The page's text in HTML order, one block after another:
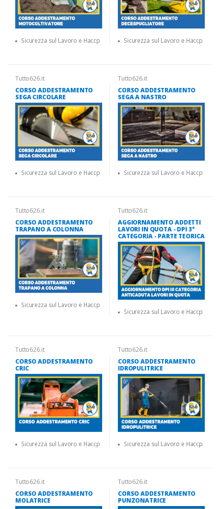
Sicurezza sul Lavoro e Haccp Sicurezza sul Lavoro e Haccp
Tutto626.it
CORSO ADDESTRAMENTO
SEGA CIRCOLARE
Sicurezza sul Lavoro e Haccp
Tutto626.it
CORSO ADDESTRAMENTO
SEGA A NASTRO
Sicurezza sul Lavoro e Haccp
Tutto626.it
CORSO ADDESTRAMENTO
TRAPANO A COLONNA
Sicurezza sul Lavoro e Haccp
Tutto626.it
AGGIORNAMENTO ADDETTI
LAVORI IN QUOTA - DPI 3°
CATEGORIA - PARTE TEORICA
Sicurezza sul Lavoro e Haccp
Tutto626.it
CORSO ADDESTRAMENTO
CRIC
Sicurezza sul Lavoro e Haccp
Tutto626.it
CORSO ADDESTRAMENTO
IDROPULITRICE
Sicurezza sul Lavoro e Haccp
Tutto626.it
CORSO ADDESTRAMENTO
MOLATRICE
Tutto626.it
CORSO ADDESTRAMENTO
PUNZONATRICE